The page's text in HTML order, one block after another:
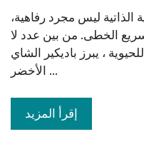
ليس مجرد رفاهية،
الخطى. من بين عدد لا
، يبرز باديكير الشاي
الأخضر ...
إقرأ المزيد